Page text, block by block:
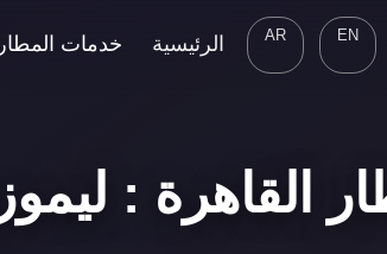
EN
AR الرئيسية خدمات المطار
القاهرة :